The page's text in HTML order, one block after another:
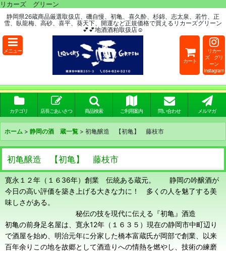
リカーズ グリーン
静岡県26蔵商品厳選取扱店、磯自慢、初亀、喜久酔、杉錦、志太泉、若竹、正
雪、臥龍梅、高砂、喜平、葵天下、開運など正規価格で買えるリカーズグリーン
💕💕地酒酒粕取扱店☺
メニュー
カート
リカー
ズ グリ
ーン
Instagram
カテゴリ 店長ごあいさつ 商品検索 ご利用案内 問い合わせ メルマガ
ホーム > 静岡の酒 蔵一覧 > 初亀醸造 【初亀】 藤枝市
初亀醸造 【初亀】 藤枝市
寛永１２年（１６36年）創業 伝統ある蔵元。 静岡の吟醸酒が
今日の高い評価を築き上げる大きな力に！ 多くの人を魅了する美
味しさがある。
秘伝の技を現代に伝える『初亀』酒造
初亀の前身足名屋は、寛永12年（１６３５）現在の静岡市中町辺り
で酒屋を始め、明治元年に分家した橋本富蔵氏が岡部で創業、以来
百年余りこの地を故郷として酒造りへの情熱を燃やし、技術の練磨